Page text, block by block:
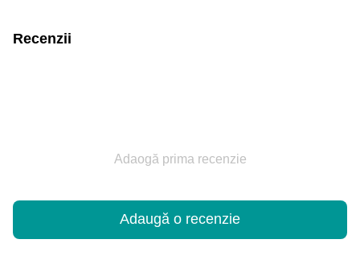
Recenzii
Adaogă prima recenzie
Adaugă o recenzie